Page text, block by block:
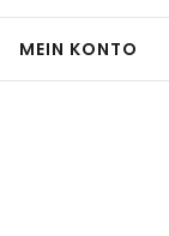
MEIN KONTO